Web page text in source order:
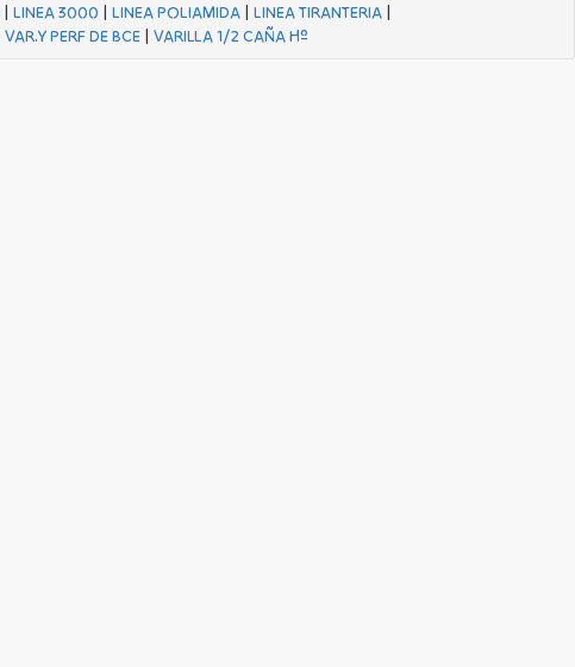
|LINEA 3000 |LINEA POLIAMIDA |LINEA TIRANTERIA |
VAR.Y PERF DE BCE| VARILLA 1/2 CAÑA Hº